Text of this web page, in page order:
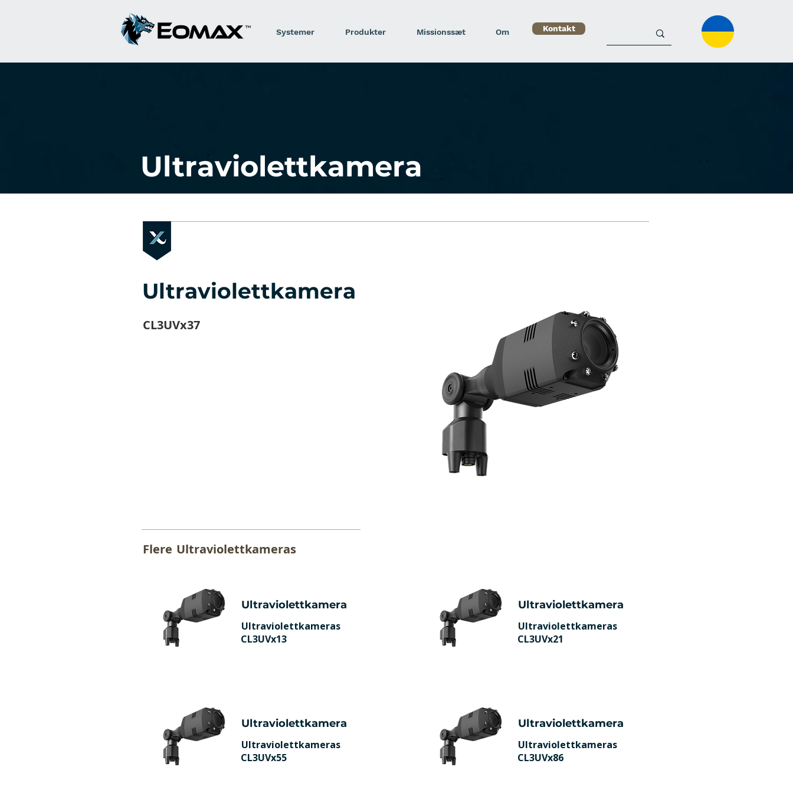
Systemer Produkter Missionssæt Om Kontakt
Ultraviolettkamera
Ultraviolettkamera
CL3UVx37
Flere Ultraviolettkameras
Ultraviolettkamera
Ultraviolettkameras
CL3UVx13
Ultraviolettkamera
Ultraviolettkameras
CL3UVx55
Ultraviolettkamera
Ultraviolettkameras
CL3UVx21
Ultraviolettkamera
Ultraviolettkameras
CL3UVx86